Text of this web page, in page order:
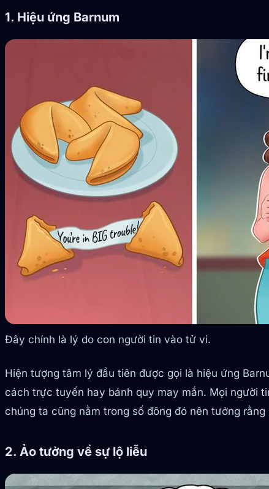
1. Hiệu ứng Barnum
Đây chính là lý do con người tin vào tử vi.
Hiện tượng tâm lý đầu tiên được gọi là hiệu ứng
cách trực tuyến hay bánh quy may mắn. Mọi người
chúng ta cũng nằm trong số đông đó nên tưởng
2. Ảo tưởng về sự lộ liễu